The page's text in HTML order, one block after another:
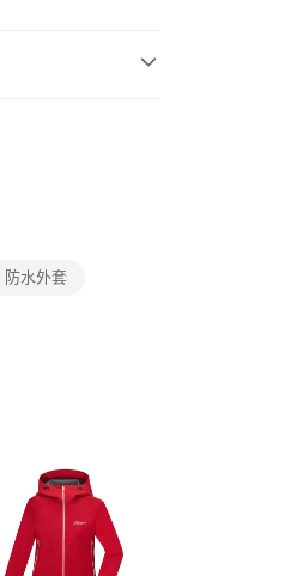
店將買賣／分期付
防水外套